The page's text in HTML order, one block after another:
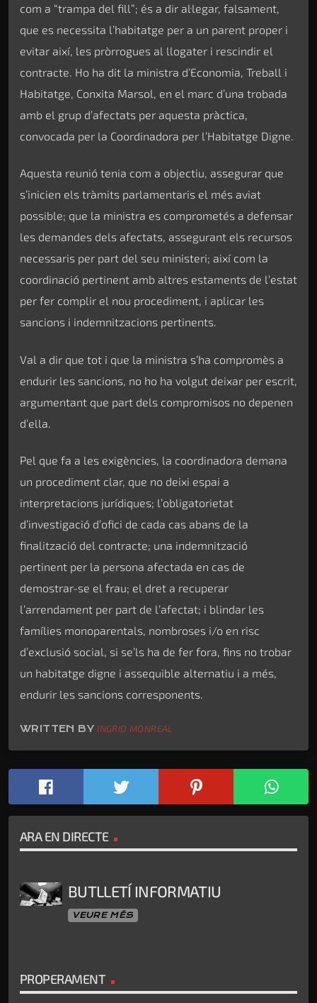
com a “trampa del fill”; és a dir al·legar, falsament,
que es necessita l’habitatge per a un parent proper i
evitar així, les pròrrogues al llogater i rescindir el
contracte. Ho ha dit la ministra d’Economia, Treball i
Habitatge, Conxita Marsol, en el marc d’una trobada
amb el grup d’afectats per aquesta pràctica,
convocada per la Coordinadora per l’Habitatge Digne.
Aquesta reunió tenia com a objectiu, assegurar que
s’inicien els tràmits parlamentaris el més aviat
possible; que la ministra es comprometés a defensar
les demandes dels afectats, assegurant els recursos
necessaris per part del seu ministeri; així com la
coordinació pertinent amb altres estaments de l’estat
per fer complir el nou procediment, i aplicar les
sancions i indemnitzacions pertinents.
Val a dir que tot i que la ministra s’ha compromès a
endurir les sancions, no ho ha volgut deixar per escrit,
argumentant que part dels compromisos no depenen
d’ella.
Pel que fa a les exigències, la coordinadora demana
un procediment clar, que no deixi espai a
interpretacions jurídiques; l’obligatorietat
d’investigació d’ofici de cada cas abans de la
finalització del contracte; una indemnització
pertinent per la persona afectada en cas de
demostrar-se el frau; el dret a recuperar
l’arrendament per part de l’afectat; i blindar les
famílies monoparentals, nombroses i/o en risc
d’exclusió social, si se’ls ha de fer fora, fins no trobar
un habitatge digne i assequible alternatiu i a més,
endurir les sancions corresponents.
WRITTEN BYINGRID MONREAL
ARA EN DIRECTE
BUTLLETÍ INFORMATIU
VEURE MÉS
PROPERAMENT